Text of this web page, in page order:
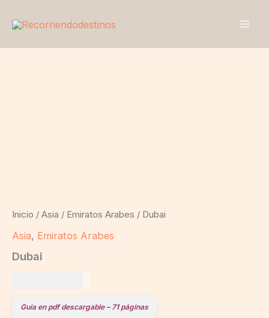
Inicio / Asia / Emiratos Arabes / Dubai
Asia, Emiratos Arabes
Dubai
Guia en pdf descargable – 71 páginas